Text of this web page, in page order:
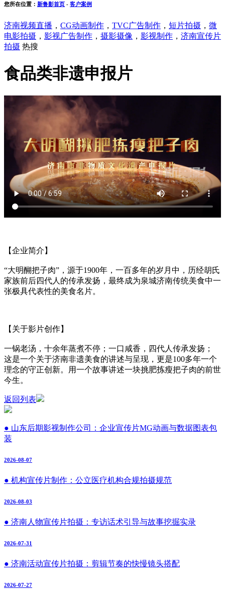
您所在位置： 新鲁影首页 - 客户案例
济南视频直播 ， CG动画制作 ， TVC广告制作 ， 短片拍摄 ， 微
电影拍摄 ， 影视广告制作 ， 摄影摄像 ， 影视制作 ， 济南宣传片
拍摄 热搜
食品类非遗申报片
【企业简介】
“大明醐把子肉”，源于1900年，一百多年的岁月中，历经胡氏
家族前后四代人的传承发扬，最终成为泉城济南传统美食中一
张极具代表性的美食名片。
【关于影片创作】
一锅老汤，十余年蒸煮不停；一口咸香，四代人传承发扬；
这是一个关于济南非遗美食的讲述与呈现，更是100多年一个
理念的守正创新。用一个故事讲述一块挑肥拣瘦把子肉的前世
今生。
返回列表
● 山东后期影视制作公司：企业宣传片MG动画与数据图表包
装
2026-08-07
● 机构宣传片制作：公立医疗机构合规拍摄规范
2026-08-03
● 济南人物宣传片拍摄：专访话术引导与故事挖掘实录
2026-07-31
● 济南活动宣传片拍摄：剪辑节奏的快慢镜头搭配
2026-07-27